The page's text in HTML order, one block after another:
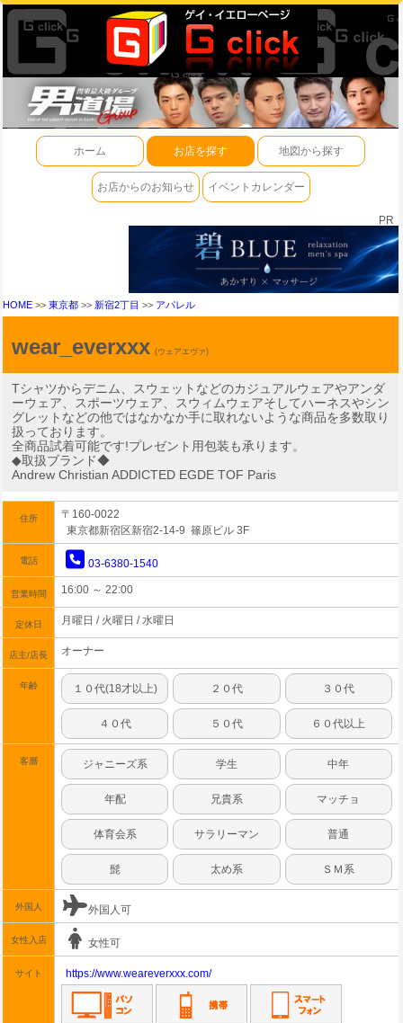
ホーム お店を探す 地図から探す
お店からのお知らせ イベントカレンダー
PR
HOME >> 東京都 >> 新宿2丁目 >> アパレル
wear_everxxx (ウェアエヴァ)
Tシャツからデニム、スウェットなどのカジュアルウェアやアンダ
ーウェア、スポーツウェア、スウィムウェアそしてハーネスやシン
グレットなどの他ではなかなか手に取れないような商品を多数取り
扱っております。
全商品試着可能です!プレゼント用包装も承ります。
◆取扱ブランド◆
Andrew Christian ADDICTED EGDE TOF Paris
住所
〒160-0022
東京都新宿区新宿2-14-9 篠原ビル 3F
電話 03-6380-1540
営業時間 16:00 ～ 22:00
定休日 月曜日 / 火曜日 / 水曜日
店主/店長 オーナー
年齢 １０代(18才以上) ２０代 ３０代
４０代 ５０代 ６０代以上
客層 ジャニーズ系 学生 中年
年配 兄貴系 マッチョ
体育会系 サラリーマン 普通
髭 太め系 ＳＭ系
外国人 外国人可
女性入店 女性可
サイト https://www.weareverxxx.com/